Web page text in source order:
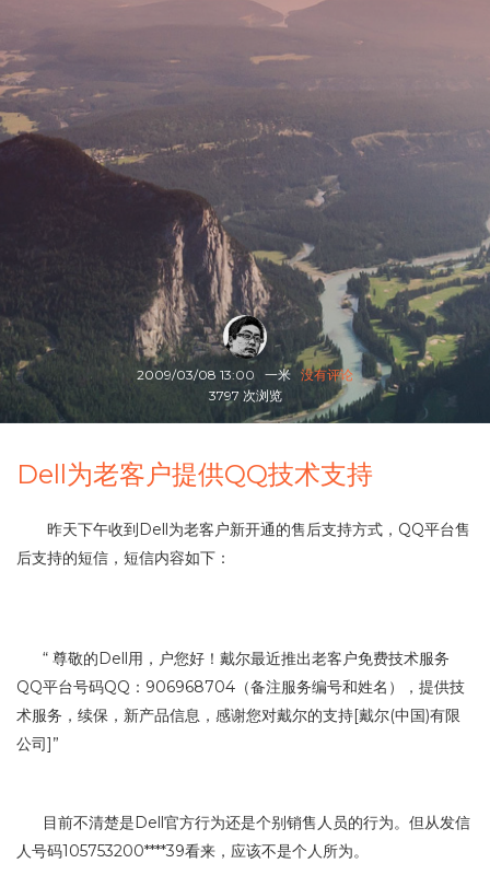
2009/03/08 13:00 一米 没有评论
3797 次浏览
Dell为老客户提供QQ技术支持
昨天下午收到Dell为老客户新开通的售后支持方式，QQ平台售
后支持的短信，短信内容如下：
“ 尊敬的Dell用，户您好！戴尔最近推出老客户免费技术服务
QQ平台号码QQ：906968704（备注服务编号和姓名），提供技
术服务，续保，新产品信息，感谢您对戴尔的支持[戴尔(中国)有限
公司]”
目前不清楚是Dell官方行为还是个别销售人员的行为。但从发信
人号码105753200****39看来，应该不是个人所为。